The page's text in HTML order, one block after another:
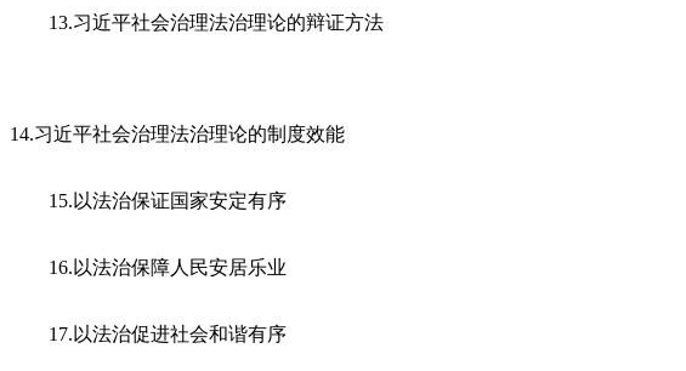
13.习近平社会治理法治理论的辩证方法
14.习近平社会治理法治理论的制度效能
15.以法治保证国家安定有序
16.以法治保障人民安居乐业
17.以法治促进社会和谐有序